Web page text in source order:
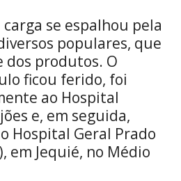
se espalhou pela
populares, que
dos produtos. O
ficou ferido, foi
ao Hospital
e, em seguida,
Hospital Geral Prado
em Jequié, no Médio